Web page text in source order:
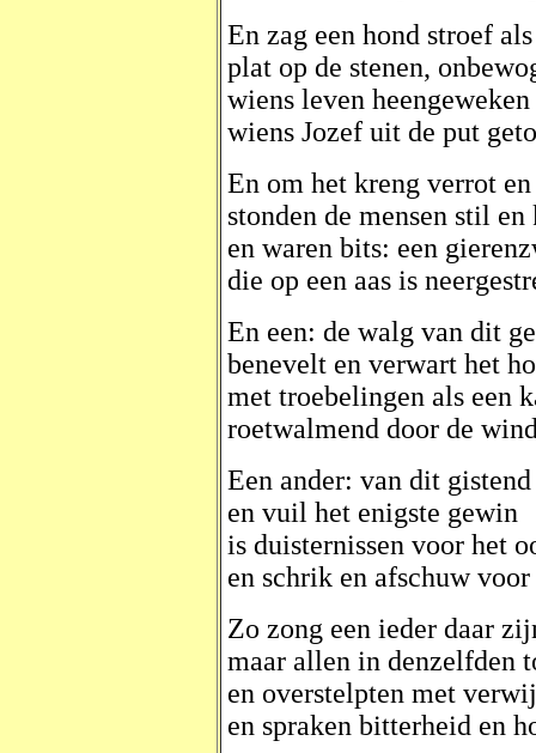
En zag een hond stroef
plat op de stenen,
wiens leven heengeweken
wiens Jozef uit de put
En om het kreng verrot
stonden de mensen stil en
en waren bits: een
die op een aas is
En een: de walg van dit
benevelt en verwart het
met troebelingen als een
roetwalmend door de
Een ander: van dit
en vuil het enigste gewin
is duisternissen voor het
en schrik en afschuw
Zo zong een ieder daar
maar allen in denzelfden
en overstelpten met
en spraken bitterheid en